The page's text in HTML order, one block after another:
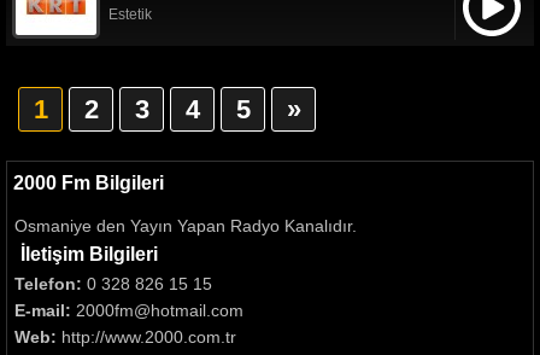
Estetik
1 2 3 4 5 »
2000 Fm Bilgileri
Osmaniye den Yayın Yapan Radyo Kanalıdır.
İletişim Bilgileri
Telefon: 0 328 826 15 15
E-mail: 2000fm@hotmail.com
Web: http://www.2000.com.tr